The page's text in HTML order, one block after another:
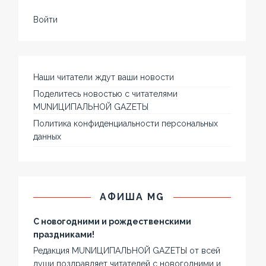
Войти
Наши читатели ждут ваши новости
Поделитесь новостью с читателями
MUNИЦИПАЛЬНОЙ GAZЕТЫ
Политика конфиденциальности персональных
данных
АФИША MG
С новогодними и рождественскими
праздниками!
Редакция MUNИЦИПАЛЬНОЙ GAZЕТЫ от всей
души поздравляет читателей с новогодними и